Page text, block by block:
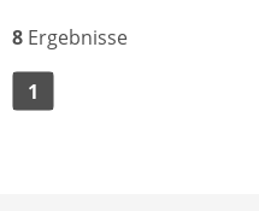
8 Ergebnisse
1